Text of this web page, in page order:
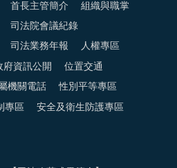
首長主管簡介 組織與職掌
司法院會議紀錄
司法業務年報 人權專區
府資訊公開 位置交通
機關電話 性別平等專區
專區 安全及衛生防護專區